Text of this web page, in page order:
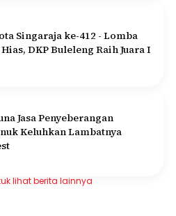
Singaraja ke-412 - Lomba
DKP Buleleng Raih Juara I
Jasa Penyeberangan
Keluhkan Lambatnya
lihat berita lainnya